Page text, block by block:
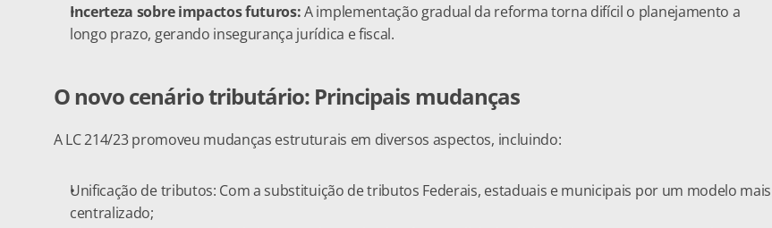
Incerteza sobre impactos futuros: A implementação gradual da reforma torna difícil o planejamento a
longo prazo, gerando insegurança jurídica e fiscal.
O novo cenário tributário: Principais mudanças
A LC 214/23 promoveu mudanças estruturais em diversos aspectos, incluindo:
Unificação de tributos: Com a substituição de tributos Federais, estaduais e municipais por um modelo mais
centralizado;